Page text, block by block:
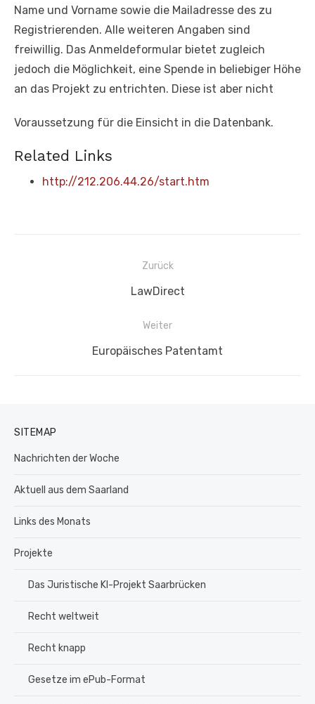
Name und Vorname sowie die Mailadresse des zu
Registrierenden. Alle weiteren Angaben sind
freiwillig. Das Anmeldeformular bietet zugleich
jedoch die Möglichkeit, eine Spende in beliebiger Höhe
an das Projekt zu entrichten. Diese ist aber nicht
Voraussetzung für die Einsicht in die Datenbank.
Related Links
http://212.206.44.26/start.htm
Beitragsnavigation
Zurück
Vorheriger
LawDirect
Weiter
Nächster
Europäisches Patentamt
SITEMAP
Nachrichten der Woche
Aktuell aus dem Saarland
Links des Monats
Projekte
Das Juristische KI-Projekt Saarbrücken
Recht weltweit
Recht knapp
Gesetze im ePub-Format